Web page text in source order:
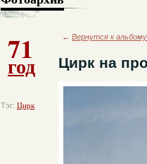
71
год
Тэг: Цирк
← Вернутся к
Цирк на